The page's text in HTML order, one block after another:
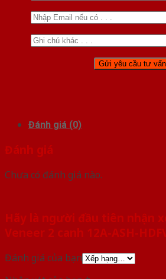
Đánh giá (0)
Đánh giá
Chưa có đánh giá nào.
Hãy là người đầu tiên nhận
Veneer 2 canh 12A-ASH-
Đánh giá của bạn